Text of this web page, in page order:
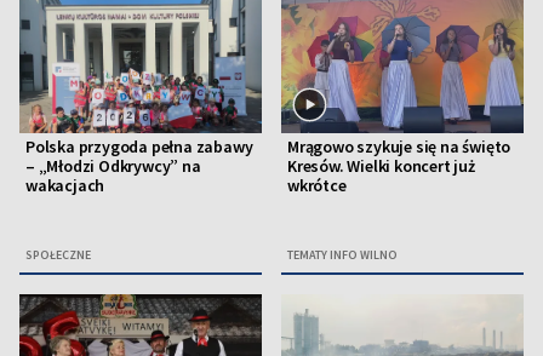
Polska przygoda pełna zabawy
– „Młodzi Odkrywcy” na
wakacjach
SPOŁECZNE
Mrągowo szykuje się na święto
Kresów. Wielki koncert już
wkrótce
TEMATY INFO WILNO